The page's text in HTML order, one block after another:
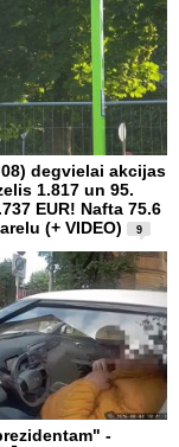
degvielai akcijas
1.817 un 95.
EUR! Nafta 75.6
(+ VIDEO)
9
-